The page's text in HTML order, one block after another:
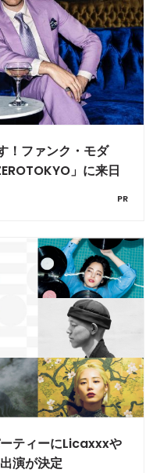
！ファンク・モダ
」に来日
PR
ティーにLicaxxxや
演が決定